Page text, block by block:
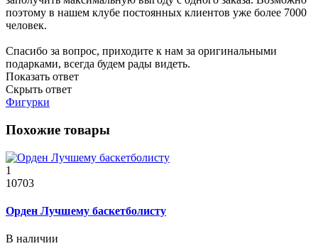
поэтому в нашем клубе постоянных клиентов уже более 7000
человек.
Спасибо за вопрос, приходите к нам за оригинальными
подарками, всегда будем рады видеть.
Показать ответ
Скрыть ответ
Фигурки
Похожие товары
1
10703
Орден Лучшему баскетболисту
В наличии